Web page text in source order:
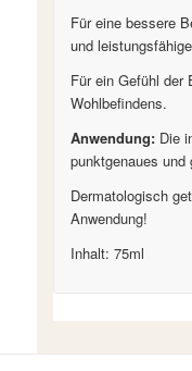
Für eine bessere
und
Für ein Gefühl der
Wohlbefindens.
Anwendung:Die
punktgenaues
Dermatologisch
Anwendung!
Inhalt: 75ml